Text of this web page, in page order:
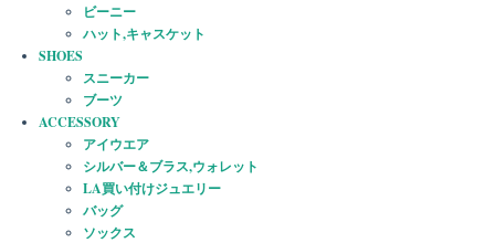
ビーニー
ハット,キャスケット
SHOES
スニーカー
ブーツ
ACCESSORY
アイウエア
シルバー＆ブラス,ウォレット
LA買い付けジュエリー
バッグ
ソックス